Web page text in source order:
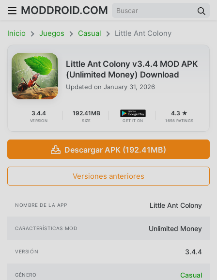
MODDROID.COM
Inicio Juegos Casual Little Ant Colony
Little Ant Colony v3.4.4 MOD APK
(Unlimited Money) Download
Updated on January 31, 2026
3.4.4
VERSION
192.41MB
SIZE GET IT ON
4.3 ★
1698 RATINGS
Descargar APK (192.41MB)
Versiones anteriores
NOMBRE DE LA APP Little Ant Colony
CARACTERÍSTICAS MOD Unlimited Money
VERSIÓN 3.4.4
GÉNERO Casual